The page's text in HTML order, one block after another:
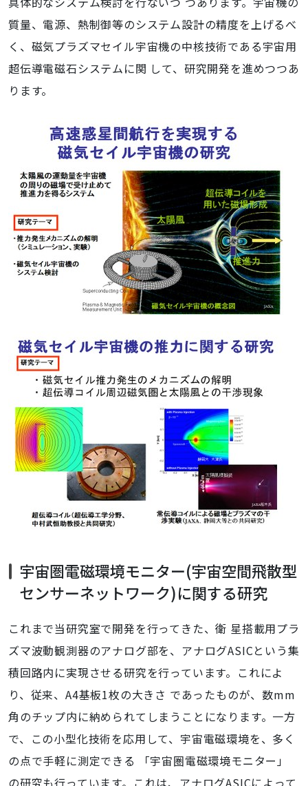
質量、電源、熱制御等のシステム設計の精度を上げるべ
く、磁気プラズマセイル宇宙機の中核技術である宇宙用
超伝導電磁石システムに関 して、研究開発を進めつつあ
ります。
宇宙圏電磁環境モニター(宇宙空間飛散型
センサーネットワーク)に関する研究
これまで当研究室で開発を行ってきた、衛 星搭載用プラ
ズマ波動観測器のアナログ部を、アナログASICという集
積回路内に実現させる研究を行っています。これによ
り、従来、A4基板1枚の大きさ であったものが、数mm
角のチップ内に納められてしまうことになります。一方
で、この小型化技術を応用して、宇宙電磁環境を、多く
の点で手軽に測定できる 「宇宙圏電磁環境モニター」
の研究も行っています。これは、アナログASICによって